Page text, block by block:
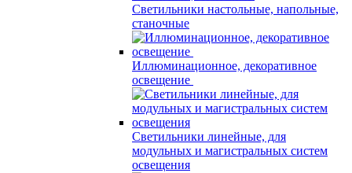
Светильники настольные, напольные,
станочные
Иллюминационное, декоративное
освещение
Светильники линейные, для
модульных и магистральных систем
освещения